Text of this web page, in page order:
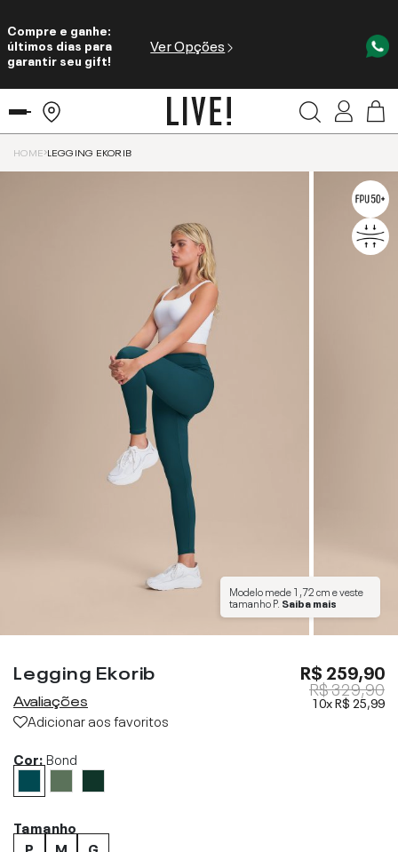
Compre e ganhe:
últimos dias para
garantir seu gift!
Ver Opções
HOME LEGGING EKORIB
Modelo mede1,72 cme veste
tamanhoP. Saiba mais
Legging Ekorib
Avaliações
Adicionar aos favoritos
R$ 259,90
R$ 329,90
10xR$ 25,99
Cor:Bond
Tamanho
P
M G